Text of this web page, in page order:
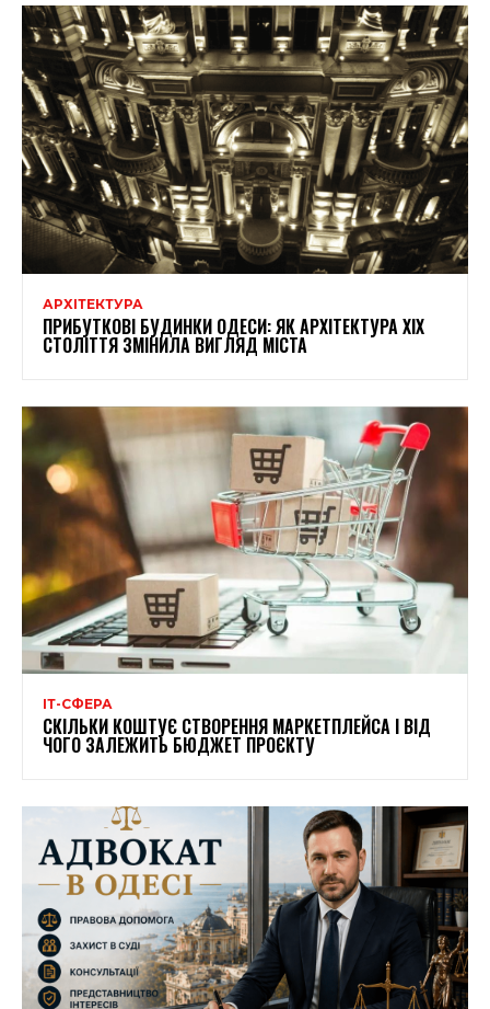
АРХІТЕКТУРА
ПРИБУТКОВІ БУДИНКИ ОДЕСИ: ЯК АРХІТЕКТУРА XIX
СТОЛІТТЯ ЗМІНИЛА ВИГЛЯД МІСТА
ІТ-СФЕРА
СКІЛЬКИ КОШТУЄ СТВОРЕННЯ МАРКЕТПЛЕЙСА І ВІД
ЧОГО ЗАЛЕЖИТЬ БЮДЖЕТ ПРОЄКТУ